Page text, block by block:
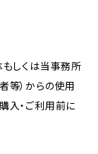
もしくは当事務所
等）からの使用
入・ご利用前に